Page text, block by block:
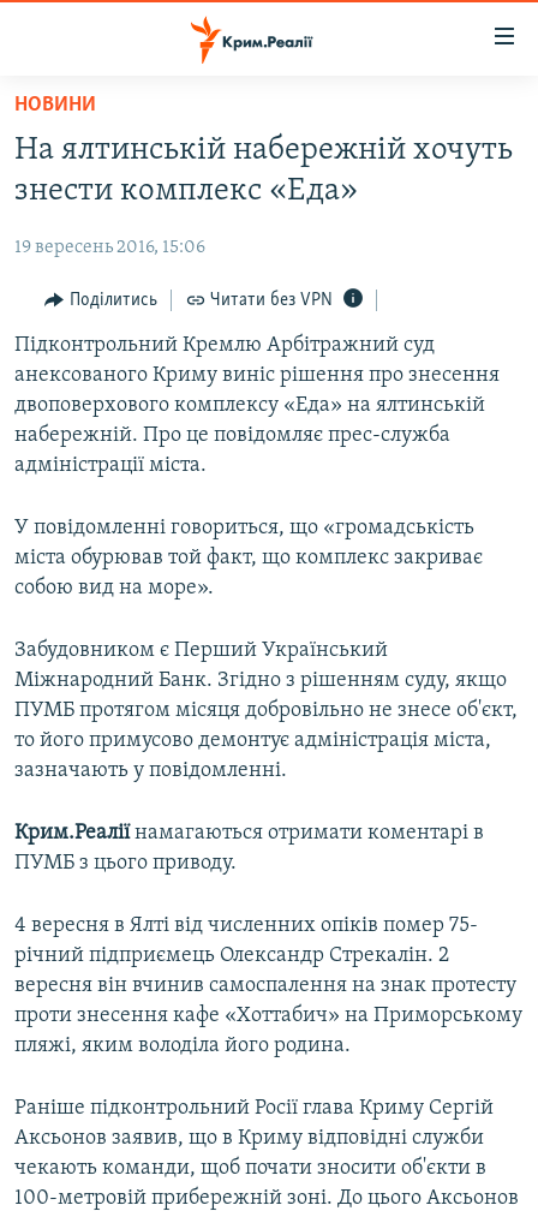
Перейти
основного
матеріалу
до
навігації
Перейти
до
пошуку
ПОЛІТИКА
БЛОГИ
ПОГЛЯД
ІНТЕРВ'Ю
ВСЕ ЗА ДЕНЬ
СПЕЦПРОЕКТИ
ДЕПОРТАЦІЯ
ВІДЕОУРОКИ «ELIFBE»
СВІДЧЕННЯ ОКУПАЦІЇ
УКРАЇНСЬКА ПРОБЛЕМА КРИМУ
ІНФОГРАФІКА
ЯК ОБІЙТИ БЛОКУВАННЯ
Русский
ДОЛУЧАЙСЯ!
НОВИНИ
На ялтинській набережній хочуть
знести комплекс «Еда»
19 вересень 2016, 15:06
Поділитись Читати без VPN
Підконтрольний Кремлю Арбітражний суд
анексованого Криму виніс рішення про знесення
двоповерхового комплексу «Еда» на ялтинській
набережній. Про це повідомляє прес-служба
адміністрації міста.
У повідомленні говориться, що «громадськість
міста обурював той факт, що комплекс закриває
собою вид на море».
Забудовником є Перший Український
Міжнародний Банк. Згідно з рішенням суду, якщо
ПУМБ протягом місяця добровільно не знесе об'єкт,
то його примусово демонтує адміністрація міста,
зазначають у повідомленні.
Крим.Реаліїнамагаються отримати коментарі в
ПУМБ з цього приводу.
4 вересня в Ялті від численних опіків помер 75-
річний підприємець Олександр Стрекалін. 2
вересня він вчинив самоспалення на знак протесту
проти знесення кафе «Хоттабич» на Приморському
пляжі, яким володіла його родина.
Раніше підконтрольний Росії глава Криму Сергій
Аксьонов заявив, що в Криму відповідні служби
чекають команди, щоб почати зносити об'єкти в
100-метровій прибережній зоні. До цього Аксьонов